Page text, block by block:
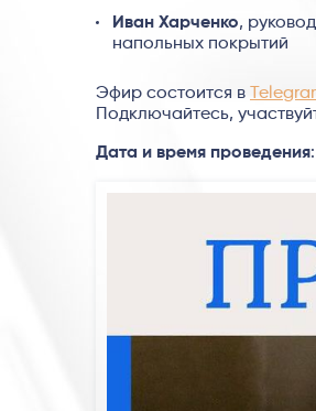
Иван Харченко,
напольных покрытий
Эфир состоится в
Подключайтесь,
Дата и время проведения